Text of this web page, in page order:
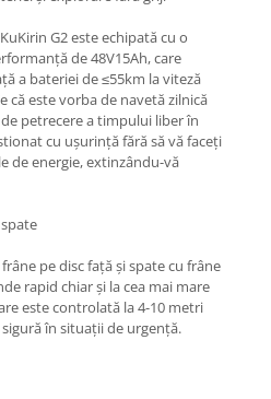
G2 este echipată cu o
de 48V15Ah, care
a bateriei de ≤55km la viteză
că este vorba de navetă zilnică
petrecere a timpului liber în
cu ușurință fără să vă faceți
de energie, extinzându-vă
pe disc față și spate cu frâne
rapid chiar și la cea mai mare
este controlată la 4-10 metri
în situații de urgență.